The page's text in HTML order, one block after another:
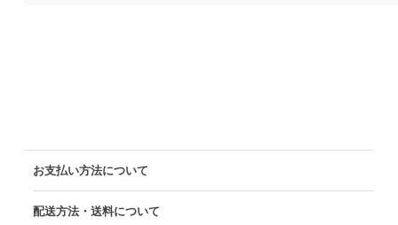
お支払い方法について
配送方法・送料について